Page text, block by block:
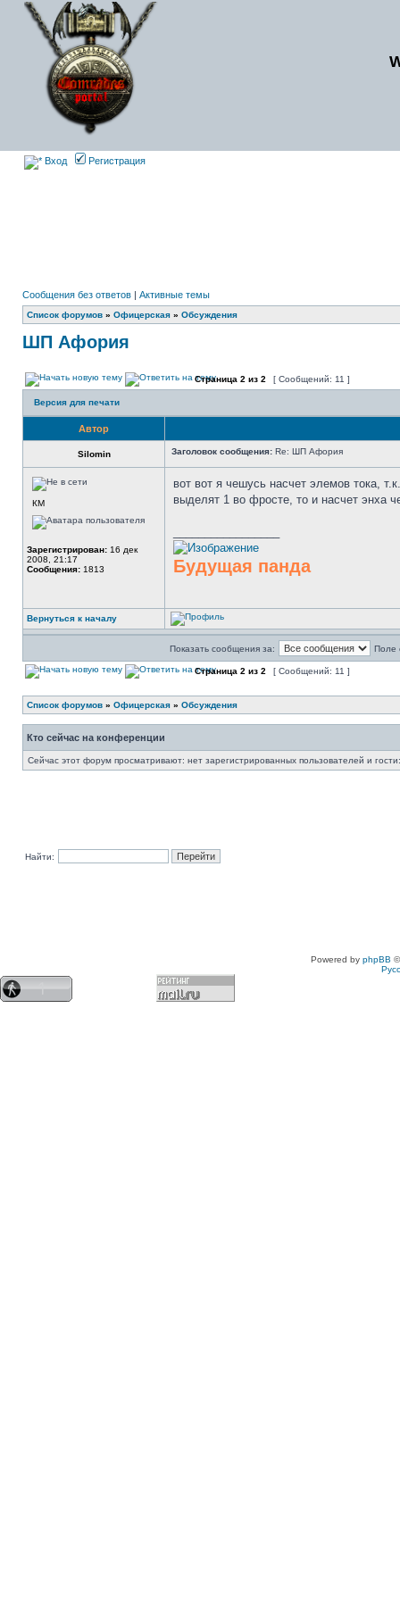
Вход Регистрация
Сообщения без ответов | Активные темы
Список форумов » Офицерская » Обсуждения
ШП Афория
Страница 2 из 2 [ Сообщений: 11 ]
Версия для печати
Автор
Silomin Заголовок сообщения: Re: ШП Афория
КМ
Зарегистрирован: 16 дек
2008, 21:17
Сообщения: 1813
вот вот я чешусь насчет элемов тока,
выделят 1 во фросте, то и насчет энха
Будущая панда
Вернуться к началу
Показать сообщения за: Поле
Страница 2 из 2 [ Сообщений: 11 ]
Список форумов » Офицерская » Обсуждения
Кто сейчас на конференции
Сейчас этот форум просматривают: нет зарегистрированных пользователей и
Найти:
Powered by phpBB